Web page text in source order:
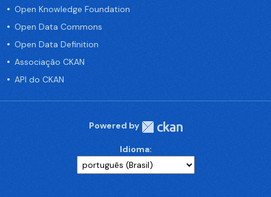
Open Knowledge Foundation
Open Data Commons
Open Data Definition
Associação CKAN
API do CKAN
Powered by
Idioma